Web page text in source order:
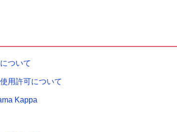
ついて
用許可について
Kappa